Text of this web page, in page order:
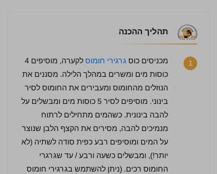
תהליך ההכנה
1 מכניסים כוס גרגירי חומוס
לקערה, מוסיפים 4
כוסות מים ומשרים במהלך הלילה. מסננים את
הנוזלים מהחומוס ומעבירים את החומוס לסיר
בינוני. מוסיפים לסיר 5 כוסות מים ומבשלים על
להבה בינונית. כשהמים מתחילים לרתוח
מנמיכים להבה, מסירים את הקצף הלבן שנוצר
על המים ומוסיפים רבע כפית סודה לשתיה (לא
יותר!), ומבשלים כשעה ורבע / עד שגרגרי
החומוס רכים. (ניתן להשתמש בגרגירי חומוס